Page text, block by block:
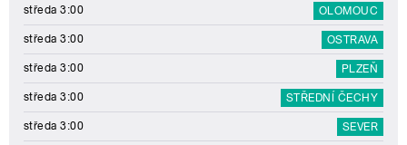
středa 3:00 OLOMOUC
středa 3:00 OSTRAVA
středa 3:00 PLZEŇ
středa 3:00 STŘEDNÍ ČECHY
středa 3:00 SEVER